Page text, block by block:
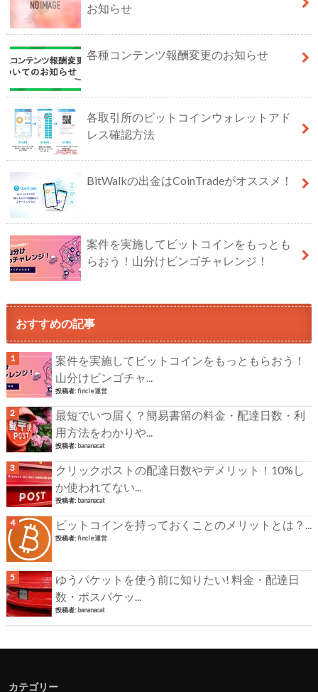
お知らせ
各種コンテンツ報酬変更のお知らせ
各取引所のビットコインウォレットアド
レス確認方法
BitWalkの出金はCoinTradeがオススメ！
案件を実施してビットコインをもっとも
らおう！山分けビンゴチャレンジ！
おすすめの記事
案件を実施してビットコインをもっともらおう！
山分けビンゴチャ...
投稿者:fincle運営
最短でいつ届く？簡易書留の料金・配達日数・利
用方法をわかりや...
投稿者: bananacat
クリックポストの配達日数やデメリット！10%し
か使われてない...
投稿者: bananacat
ビットコインを持っておくことのメリットとは？...
投稿者:fincle運営
ゆうパケットを使う前に知りたい! 料金・配達日
数・ポスパケッ...
投稿者: bananacat
カテゴリー